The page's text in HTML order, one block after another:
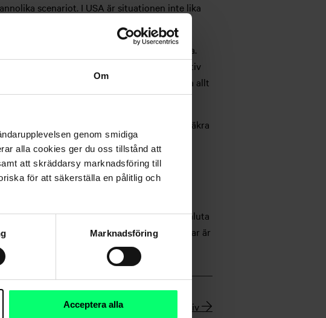
Om
genom smidiga
alla cookies ger du oss tillstånd att
att skräddarsy marknadsföring till
för att säkerställa en pålitlig och
Marknadsföring
Acceptera alla
scenariot. I USA är situationen inte lika
klarat av kostnadstrycket förvånansvärt bra.
även om energisektorn har en stor positiv
och i fortsättningen kommer det att vara allt
då placerarna prissatt de osäkra
i priserna, men vi anser att marknaden
värderingsnivå har sjunkit. Vi håller
är i neutral vikt. I
statsobligationer i lokal valuta
tillväxtmarknadens statsobligationer i dollar är
Nyhetsarkiv